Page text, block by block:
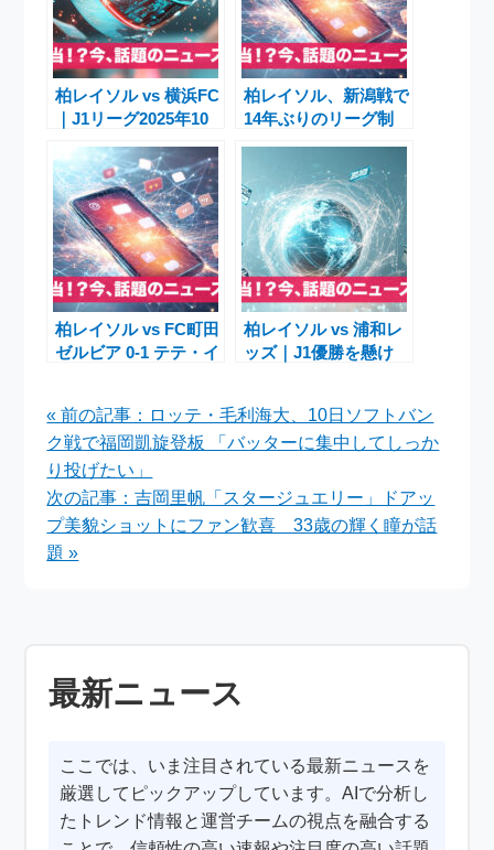
柏レイソル vs 横浜FC
｜J1リーグ2025年10
目選手・観戦ガイド
柏レイソル、新潟戦で
14年ぶりのリーグ制
柏レイソル vs FC町田
ゼルビア 0-1 テテ・イ
J1百年構想リーグ第6
節
柏レイソル vs 浦和レ
ッズ｜J1優勝を懸け
【2025年8月22日】
« 前の記事：ロッテ・毛利海大、10日ソフトバン
ク戦で福岡凱旋登板 「バッターに集中してしっか
り投げたい」
次の記事：吉岡里帆「スタージュエリー」ドアッ
プ美貌ショットにファン歓喜 33歳の輝く瞳が話
題 »
最新ニュース
ここでは、いま注目されている最新ニュースを
厳選してピックアップしています。AIで分析し
たトレンド情報と運営チームの視点を融合する